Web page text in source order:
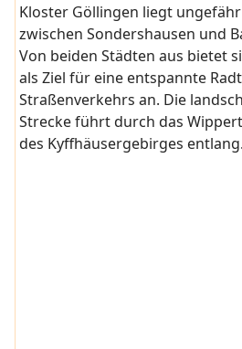
Kloster Göllingen liegt
zwischen Sondershausen und
Von beiden Städten aus bietet
als Ziel für eine entspannte
Straßenverkehrs an. Die
Strecke führt durch das
des Kyffhäusergebirges entlang.